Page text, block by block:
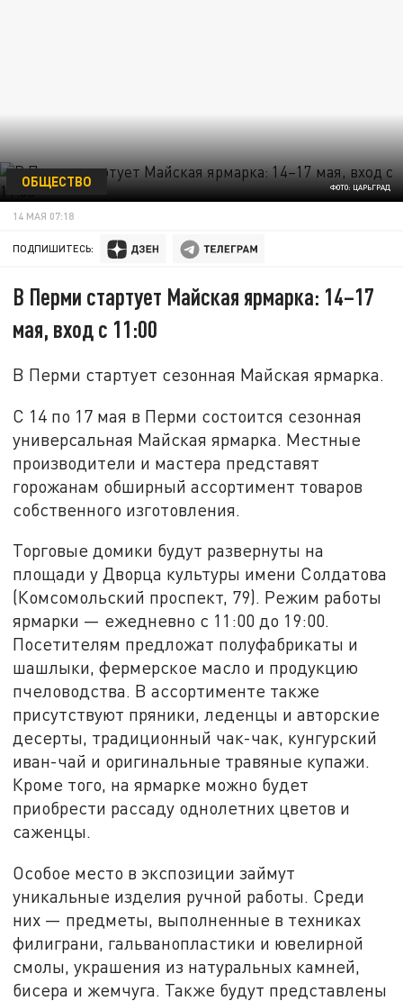
ФОТО: ЦАРЬГРАД
ОБЩЕСТВО
14 МАЯ 07:18
ПОДПИШИТЕСЬ:
В Перми стартует Майская ярмарка: 14–17
мая, вход с 11:00
В Перми стартует сезонная Майская ярмарка.
С 14 по 17 мая в Перми состоится сезонная
универсальная Майская ярмарка. Местные
производители и мастера представят
горожанам обширный ассортимент товаров
собственного изготовления.
Торговые домики будут развернуты на
площади у Дворца культуры имени Солдатова
(Комсомольский проспект, 79). Режим работы
ярмарки — ежедневно с 11:00 до 19:00.
Посетителям предложат полуфабрикаты и
шашлыки, фермерское масло и продукцию
пчеловодства. В ассортименте также
присутствуют пряники, леденцы и авторские
десерты, традиционный чак-чак, кунгурский
иван-чай и оригинальные травяные купажи.
Кроме того, на ярмарке можно будет
приобрести рассаду однолетних цветов и
саженцы.
Особое место в экспозиции займут
уникальные изделия ручной работы. Среди
них — предметы, выполненные в техниках
филиграни, гальванопластики и ювелирной
смолы, украшения из натуральных камней,
бисера и жемчуга. Также будут представлены